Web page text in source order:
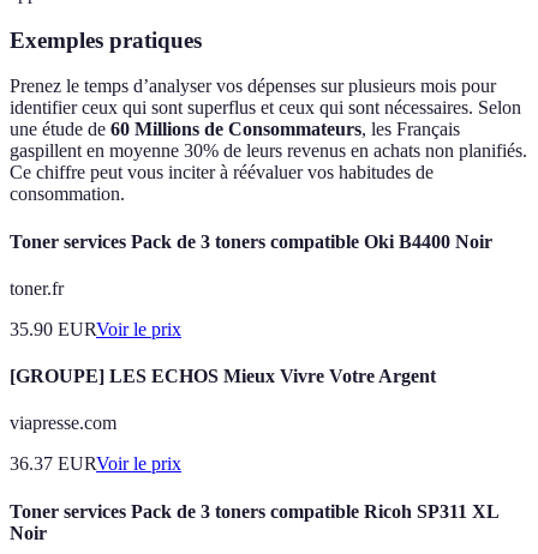
Exemples pratiques
Prenez le temps d’analyser vos dépenses sur plusieurs mois pour
identifier ceux qui sont superflus et ceux qui sont nécessaires. Selon
une étude de 60 Millions de Consommateurs, les Français
gaspillent en moyenne 30% de leurs revenus en achats non planifiés.
Ce chiffre peut vous inciter à réévaluer vos habitudes de
consommation.
Toner services Pack de 3 toners compatible Oki B4400 Noir
toner.fr
35.90 EURVoir le prix
[GROUPE] LES ECHOS Mieux Vivre Votre Argent
viapresse.com
36.37 EURVoir le prix
Toner services Pack de 3 toners compatible Ricoh SP311 XL
Noir